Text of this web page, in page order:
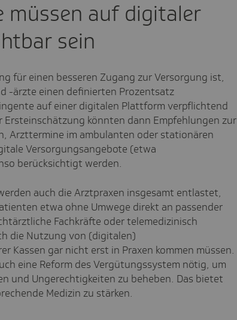
müssen auf digitaler
sein
für einen besseren Zugang zur Versorgung ist,
-ärzte einen definierten Prozentsatz
auf einer digitalen Plattform verpflichtend
Ersteinschätzung könnten dann Empfehlungen zur
Arzttermine im ambulanten oder stationären
Versorgungsangebote (etwa
berücksichtigt werden.
auch die Arztpraxen insgesamt entlastet,
etwa ohne Umwege direkt an passender
Fachkräfte oder telemedizinisch
die Nutzung von (digitalen)
Kassen gar nicht erst in Praxen kommen müssen.
eine Reform des Vergütungssystem nötig, um
und Ungerechtigkeiten zu beheben. Das bietet
Medizin zu stärken.